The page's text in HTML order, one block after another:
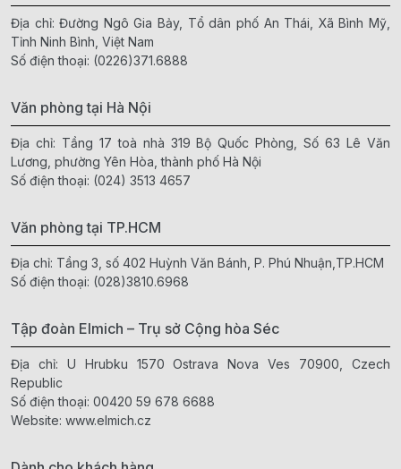
Địa chỉ: Đường Ngô Gia Bảy, Tổ dân phố An Thái, Xã Bình Mỹ,
Tỉnh Ninh Bình, Việt Nam
Số điện thoại: (0226)371.6888
Văn phòng tại Hà Nội
Địa chỉ: Tầng 17 toà nhà 319 Bộ Quốc Phòng, Số 63 Lê Văn
Lương, phường Yên Hòa, thành phố Hà Nội
Số điện thoại: (024) 3513 4657
Văn phòng tại TP.HCM
Địa chỉ: Tầng 3, số 402 Huỳnh Văn Bánh, P. Phú Nhuận,TP.HCM
Số điện thoại: (028)3810.6968
Tập đoàn Elmich – Trụ sở Cộng hòa Séc
Địa chỉ: U Hrubku 1570 Ostrava Nova Ves 70900, Czech
Republic
Số điện thoại: 00420 59 678 6688
Website: www.elmich.cz